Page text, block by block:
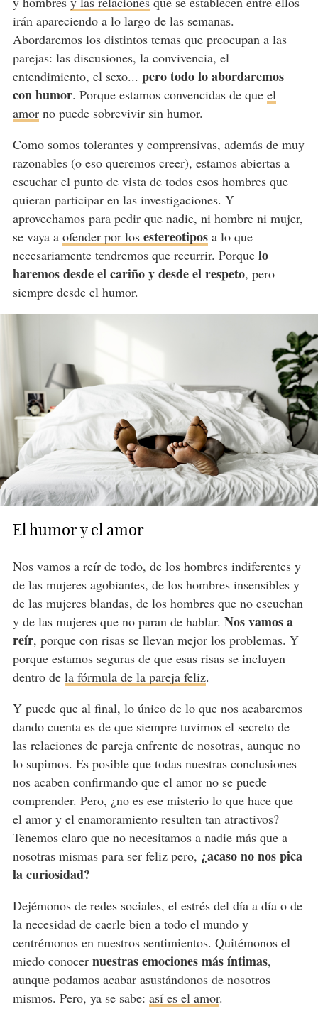
irán apareciendo a lo largo de las semanas.
Abordaremos los distintos temas que preocupan a las
parejas: las discusiones, la convivencia, el
entendimiento, el sexo... pero todo lo abordaremos
con humor. Porque estamos convencidas de que el
amorno puede sobrevivir sin humor.
Como somos tolerantes y comprensivas, además de muy
razonables (o eso queremos creer), estamos abiertas a
escuchar el punto de vista de todos esos hombres que
quieran participar en las investigaciones. Y
aprovechamos para pedir que nadie, ni hombre ni mujer,
se vaya a ofender por los estereotiposa lo que
necesariamente tendremos que recurrir. Porquelo
haremos desde el cariño y desde el respeto, pero
siempre desde el humor.
El humor y el amor
Nos vamos a reír de todo, de los hombres indiferentes y
de las mujeres agobiantes, de los hombres insensibles y
de las mujeres blandas, de los hombres que no escuchan
y de las mujeres que no paran de hablar. Nos vamos a
reír, porque con risas se llevan mejor los problemas. Y
porque estamos seguras de que esas risas se incluyen
dentro de la fórmula de la pareja feliz.
Y puede que al final, lo único de lo que nos acabaremos
dando cuenta es de que siempre tuvimos el secreto de
las relaciones de pareja enfrente de nosotras, aunque no
lo supimos. Es posible que todas nuestras conclusiones
nos acaben confirmando que el amor no se puede
comprender. Pero, ¿no es ese misterio lo que hace que
el amor y el enamoramiento resulten tan atractivos?
Tenemos claro que no necesitamos a nadie más que a
nosotras mismas para ser feliz pero, ¿acaso no nos pica
la curiosidad?
Dejémonos de redes sociales, el estrés del día a día o de
la necesidad de caerle bien a todo el mundo y
centrémonos en nuestros sentimientos. Quitémonos el
miedo conocer nuestras emociones más íntimas,
aunque podamos acabar asustándonos de nosotros
mismos. Pero, ya se sabe: así es el amor.